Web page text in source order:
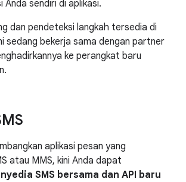
sendiri di aplikasi.
dan pendeteksi langkah tersedia di
sedang bekerja sama dengan partner
ke perangkat baru
aplikasi pesan yang
atau MMS, kini Anda dapat
SMS bersama dan API baru